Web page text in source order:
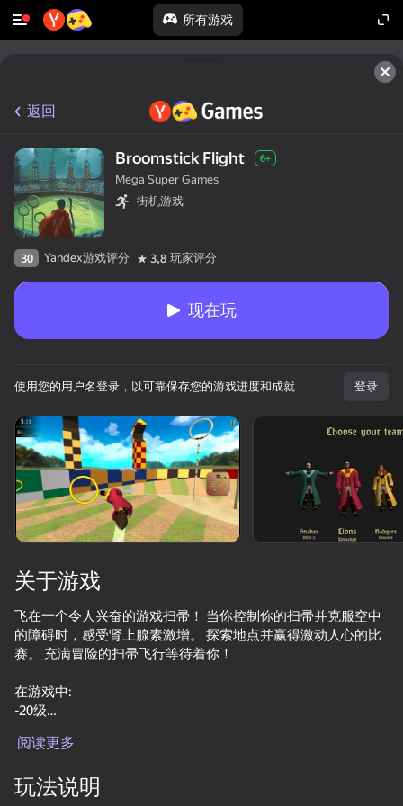
所有游戏
旋转设备
此游戏仅支持 横屏
方向
Red Ball Escape
返回
Broomstick Flight 6+
Mega Super Games
街机游戏
30 Yandex游戏评分 3,8 玩家评分
现在玩
使用您的用户名登录，以可靠保存您的游戏进度和成就 登录
关于游戏
飞在一个令人兴奋的游戏扫帚！ 当你控制你的扫帚并克服空中
的障碍时，感受肾上腺素激增。 探索地点并赢得激动人心的比
赛。 充满冒险的扫帚飞行等待着你！
在游戏中:
-20级
-自由飞行模式
-4个字符
阅读更多
玩法说明